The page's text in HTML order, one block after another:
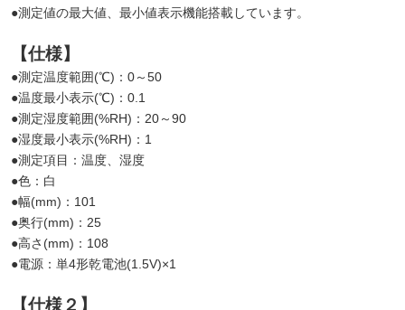
●測定値の最大値、最小値表示機能搭載しています。
【仕様】
●測定温度範囲(℃)：0～50
●温度最小表示(℃)：0.1
●測定湿度範囲(%RH)：20～90
●湿度最小表示(%RH)：1
●測定項目：温度、湿度
●色：白
●幅(mm)：101
●奥行(mm)：25
●高さ(mm)：108
●電源：単4形乾電池(1.5V)×1
【仕様２】